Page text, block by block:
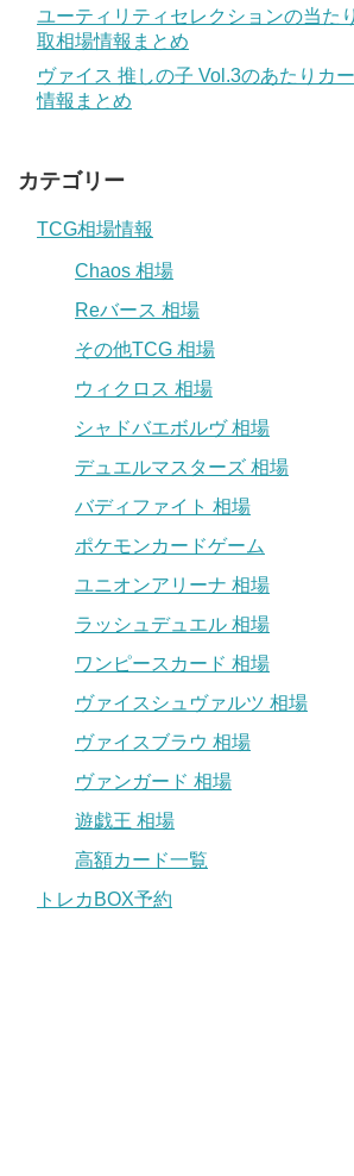
ユーティリティセレクションの当た
取相場情報まとめ
ヴァイス 推しの子 Vol.3のあたりカ
情報まとめ
カテゴリー
TCG相場情報
Chaos 相場
Reバース 相場
その他TCG 相場
ウィクロス 相場
シャドバエボルヴ 相場
デュエルマスターズ 相場
バディファイト 相場
ポケモンカードゲーム
ユニオンアリーナ 相場
ラッシュデュエル 相場
ワンピースカード 相場
ヴァイスシュヴァルツ 相場
ヴァイスブラウ 相場
ヴァンガード 相場
遊戯王 相場
高額カード一覧
トレカBOX予約